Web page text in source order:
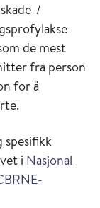
de mest
fra person
for å
i Nasjonal